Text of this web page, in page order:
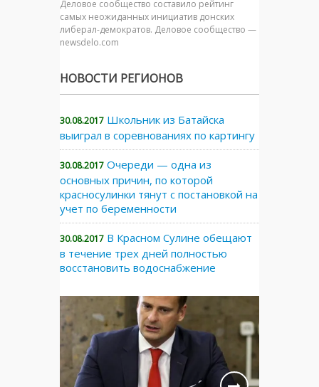
Деловое сообщество составило рейтинг
самых неожиданных инициатив донских
либерал-демократов. Деловое сообщество —
newsdelo.com
НОВОСТИ РЕГИОНОВ
30.08.2017 Школьник из Батайска
выиграл в соревнованиях по картингу
30.08.2017 Очереди — одна из
основных причин, по которой
красносулинки тянут с постановкой на
учет по беременности
30.08.2017 В Красном Сулине обещают
в течение трех дней полностью
восстановить водоснабжение